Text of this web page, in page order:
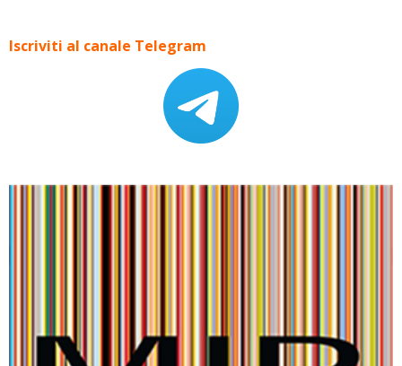
Iscriviti al canale Telegram